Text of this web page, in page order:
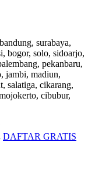
surabaya,
bogor, solo, sidoarjo,
pekanbaru,
jambi, madiun,
salatiga, cikarang,
cibubur,
DAFTAR GRATIS